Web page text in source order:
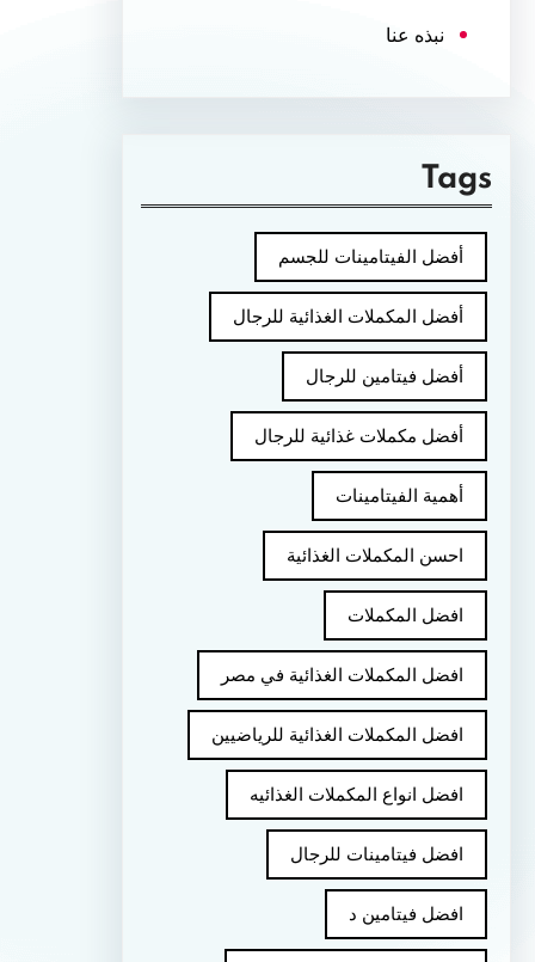
نبذه عنا
Tags
أفضل الفيتامينات للجسم
أفضل المكملات الغذائية للرجال
أفضل فيتامين للرجال
أفضل مكملات غذائية للرجال
أهمية الفيتامينات
احسن المكملات الغذائية
افضل المكملات
افضل المكملات الغذائية في مصر
افضل المكملات الغذائية للرياضيين
افضل انواع المكملات الغذائيه
افضل فيتامينات للرجال
افضل فيتامين د